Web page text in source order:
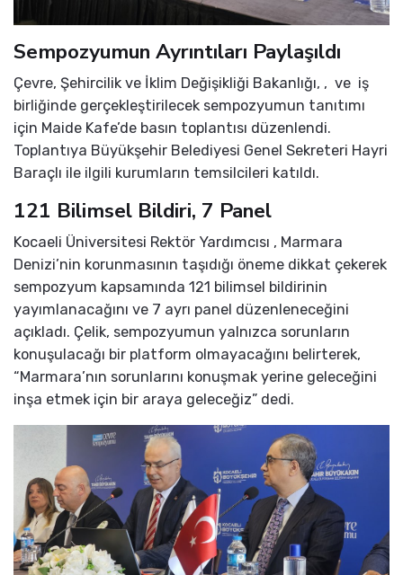
Sempozyumun Ayrıntıları Paylaşıldı
Çevre, Şehircilik ve İklim Değişikliği Bakanlığı, , ve iş
birliğinde gerçekleştirilecek sempozyumun tanıtımı
için Maide Kafe’de basın toplantısı düzenlendi.
Toplantıya Büyükşehir Belediyesi Genel Sekreteri Hayri
Baraçlı ile ilgili kurumların temsilcileri katıldı.
121 Bilimsel Bildiri, 7 Panel
Kocaeli Üniversitesi Rektör Yardımcısı , Marmara
Denizi’nin korunmasının taşıdığı öneme dikkat çekerek
sempozyum kapsamında 121 bilimsel bildirinin
yayımlanacağını ve 7 ayrı panel düzenleneceğini
açıkladı. Çelik, sempozyumun yalnızca sorunların
konuşulacağı bir platform olmayacağını belirterek,
“Marmara’nın sorunlarını konuşmak yerine geleceğini
inşa etmek için bir araya geleceğiz” dedi.